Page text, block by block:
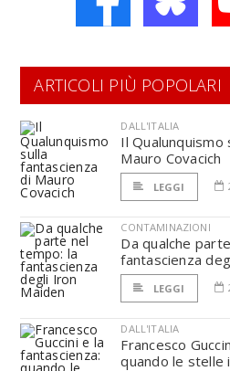
ARTICOLI PIÙ POPOLARI
DALL'ITALIA
Il Qualunquismo
Mauro Covacich
LEGGI
CONTAMINAZIONI
Da qualche
fantascienza
LEGGI
DALL'ITALIA
Francesco
quando le stelle